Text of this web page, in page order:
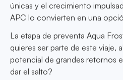
únicas y el crecimiento
APC lo convierten en una
La etapa de preventa Aqua
quieres ser parte de este viaje,
potencial de grandes retornos
dar el salto?